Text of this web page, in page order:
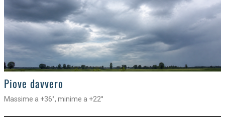
>
Piove davvero
Massime a +36°, minime a +22°